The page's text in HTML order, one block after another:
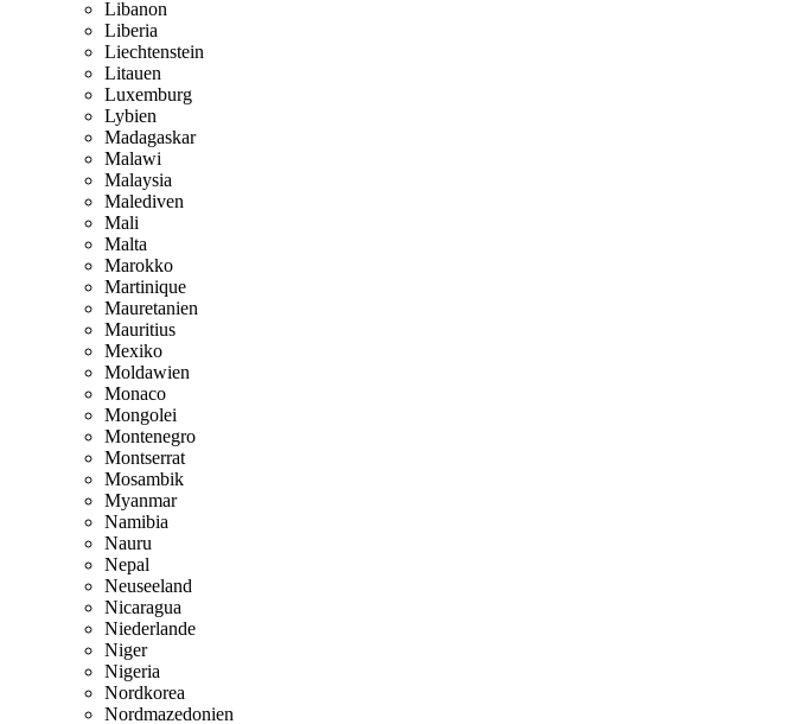
Libanon
Liberia
Liechtenstein
Litauen
Luxemburg
Lybien
Madagaskar
Malawi
Malaysia
Malediven
Mali
Malta
Marokko
Martinique
Mauretanien
Mauritius
Mexiko
Moldawien
Monaco
Mongolei
Montenegro
Montserrat
Mosambik
Myanmar
Namibia
Nauru
Nepal
Neuseeland
Nicaragua
Niederlande
Niger
Nigeria
Nordkorea
Nordmazedonien